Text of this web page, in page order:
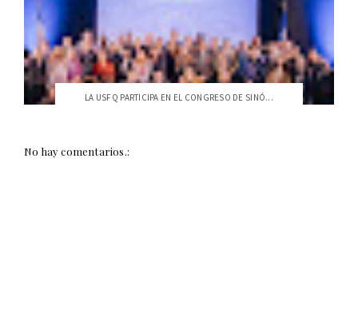
LA USFQ PARTICIPA EN EL CONGRESO DE SINÓ...
No hay comentarios.: